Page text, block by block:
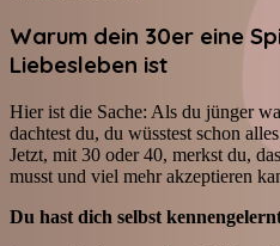
Warum dein 30er eine
Liebesleben ist
Hier ist die Sache: Als du jünger
dachtest du, du wüsstest schon
Jetzt, mit 30 oder 40, merkst du,
musst und viel mehr akzeptieren
Du hast dich selbst